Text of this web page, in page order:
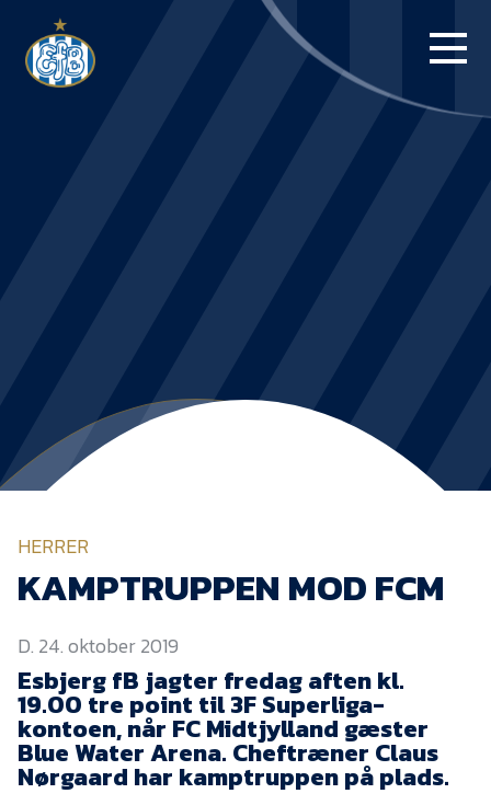
BLUE WATER
NYHEDER
Om Esbjerg fB
EfB Akademi
Sydvestjysk Fodbold
Samarbejde
Partnere
HERRER
KAMPTRUPPEN MOD FCM
D. 24. oktober 2019
Esbjerg fB jagter fredag aften kl.
19.00 tre point til 3F Superliga-
kontoen, når FC Midtjylland gæster
Blue Water Arena. Cheftræner Claus
Nørgaard har kamptruppen på plads.